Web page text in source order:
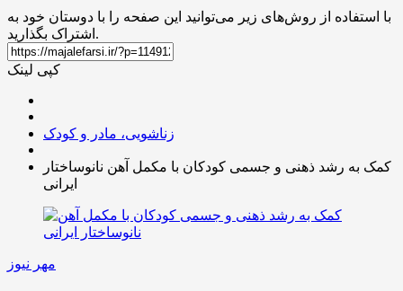
با استفاده از روش‌های زیر می‌توانید این صفحه را با دوستان خود به
اشتراک بگذارید.
کپی لینک
زناشویی، مادر و کودک
کمک به رشد ذهنی و جسمی کودکان با مکمل آهن نانوساختار
ایرانی
مهر نیوز